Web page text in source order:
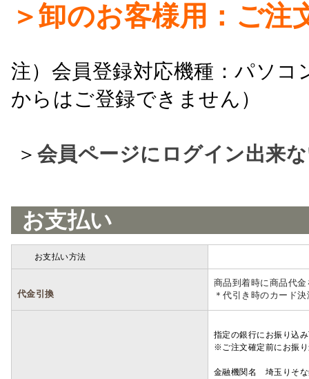
＞卸のお客様用：ご注
注）会員登録対応機種：パソ
からはご登録できません）
＞ 会員ページにログイン出来
お支払い
お支払い方法
代金引換
商品到着時に商品代
＊代引き時のカード
指定の銀行にお振り込
※ご注文確定前にお振
金融機関名 埼玉りそ